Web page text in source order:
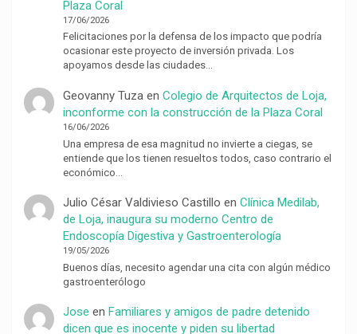
Plaza Coral
17/06/2026
Felicitaciones por la defensa de los impacto que podría
ocasionar este proyecto de inversión privada. Los
apoyamos desde las ciudades…
Geovanny Tuzaen Colegio de Arquitectos de Loja,
inconforme con la construcción de la Plaza Coral
16/06/2026
Una empresa de esa magnitud no invierte a ciegas, se
entiende que los tienen resueltos todos, caso contrario el
económico…
Julio César Valdivieso Castillo en Clínica Medilab,
de Loja, inaugura su moderno Centro de
Endoscopía Digestiva y Gastroenterología
19/05/2026
Buenos días, necesito agendar una cita con algún médico
gastroenterólogo
Jose en Familiares y amigos de padre detenido
dicen que es inocente y piden su libertad